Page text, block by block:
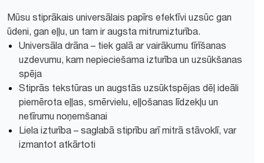
Mūsu stiprākais universālais papīrs efektīvi uzsūc gan
ūdeni, gan eļļu, un tam ir augsta mitrumizturība.
Universāla drāna – tiek galā ar vairākumu tīrīšanas
uzdevumu, kam nepieciešama izturība un uzsūkšanas
spēja
Stiprās tekstūras un augstās uzsūktspējas dēļ ideāli
piemērota eļļas, smērvielu, eļļošanas līdzekļu un
netīrumu noņemšanai
Liela izturība – saglabā stiprību arī mitrā stāvoklī, var
izmantot atkārtoti